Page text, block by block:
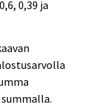
0,39 ja